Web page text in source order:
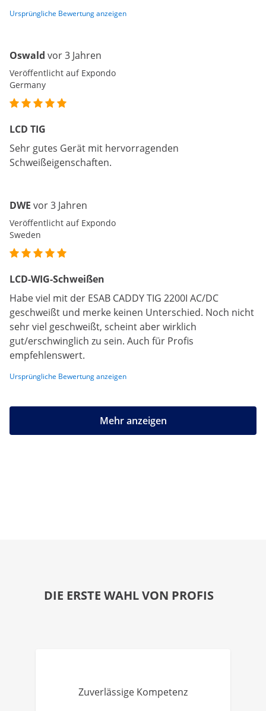
Ursprüngliche Bewertung anzeigen
Oswald vor 3 Jahren
Veröffentlicht auf Expondo
Germany
LCD TIG
Sehr gutes Gerät mit hervorragenden
Schweißeigenschaften.
DWE vor 3 Jahren
Veröffentlicht auf Expondo
Sweden
LCD-WIG-Schweißen
Habe viel mit der ESAB CADDY TIG 2200I AC/DC
geschweißt und merke keinen Unterschied. Noch nicht
sehr viel geschweißt, scheint aber wirklich
gut/erschwinglich zu sein. Auch für Profis
empfehlenswert.
Ursprüngliche Bewertung anzeigen
Mehr anzeigen
DIE ERSTE WAHL VON PROFIS
Zuverlässige Kompetenz